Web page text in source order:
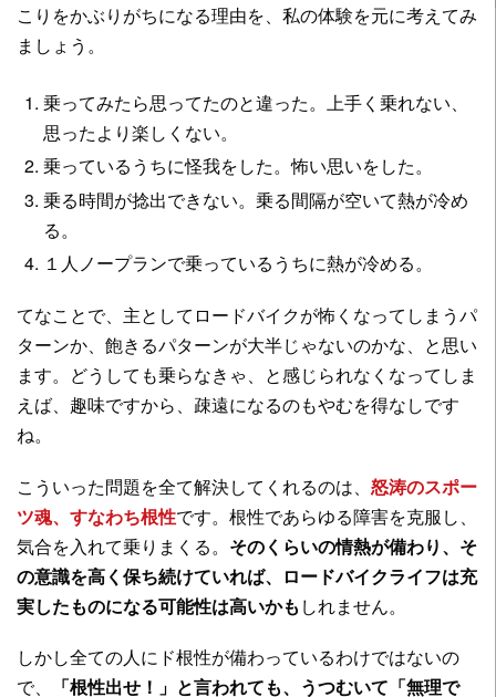
こりをかぶりがちになる理由を、私の体験を元に考えてみ
ましょう。
乗ってみたら思ってたのと違った。上手く乗れない、
思ったより楽しくない。
乗っているうちに怪我をした。怖い思いをした。
乗る時間が捻出できない。乗る間隔が空いて熱が冷め
る。
１人ノープランで乗っているうちに熱が冷める。
てなことで、主としてロードバイクが怖くなってしまうパ
ターンか、飽きるパターンが大半じゃないのかな、と思い
ます。どうしても乗らなきゃ、と感じられなくなってしま
えば、趣味ですから、疎遠になるのもやむを得なしです
ね。
こういった問題を全て解決してくれるのは、 怒涛のスポー
ツ魂、すなわち根性です。根性であらゆる障害を克服し、
気合を入れて乗りまくる。 そのくらいの情熱が備わり、そ
の意識を高く保ち続けていれば、ロードバイクライフは充
実したものになる可能性は高いかも しれません。
しかし全ての人にド根性が備わっているわけではないの
で、
「根性出せ！」と言われても、うつむいて「無理で